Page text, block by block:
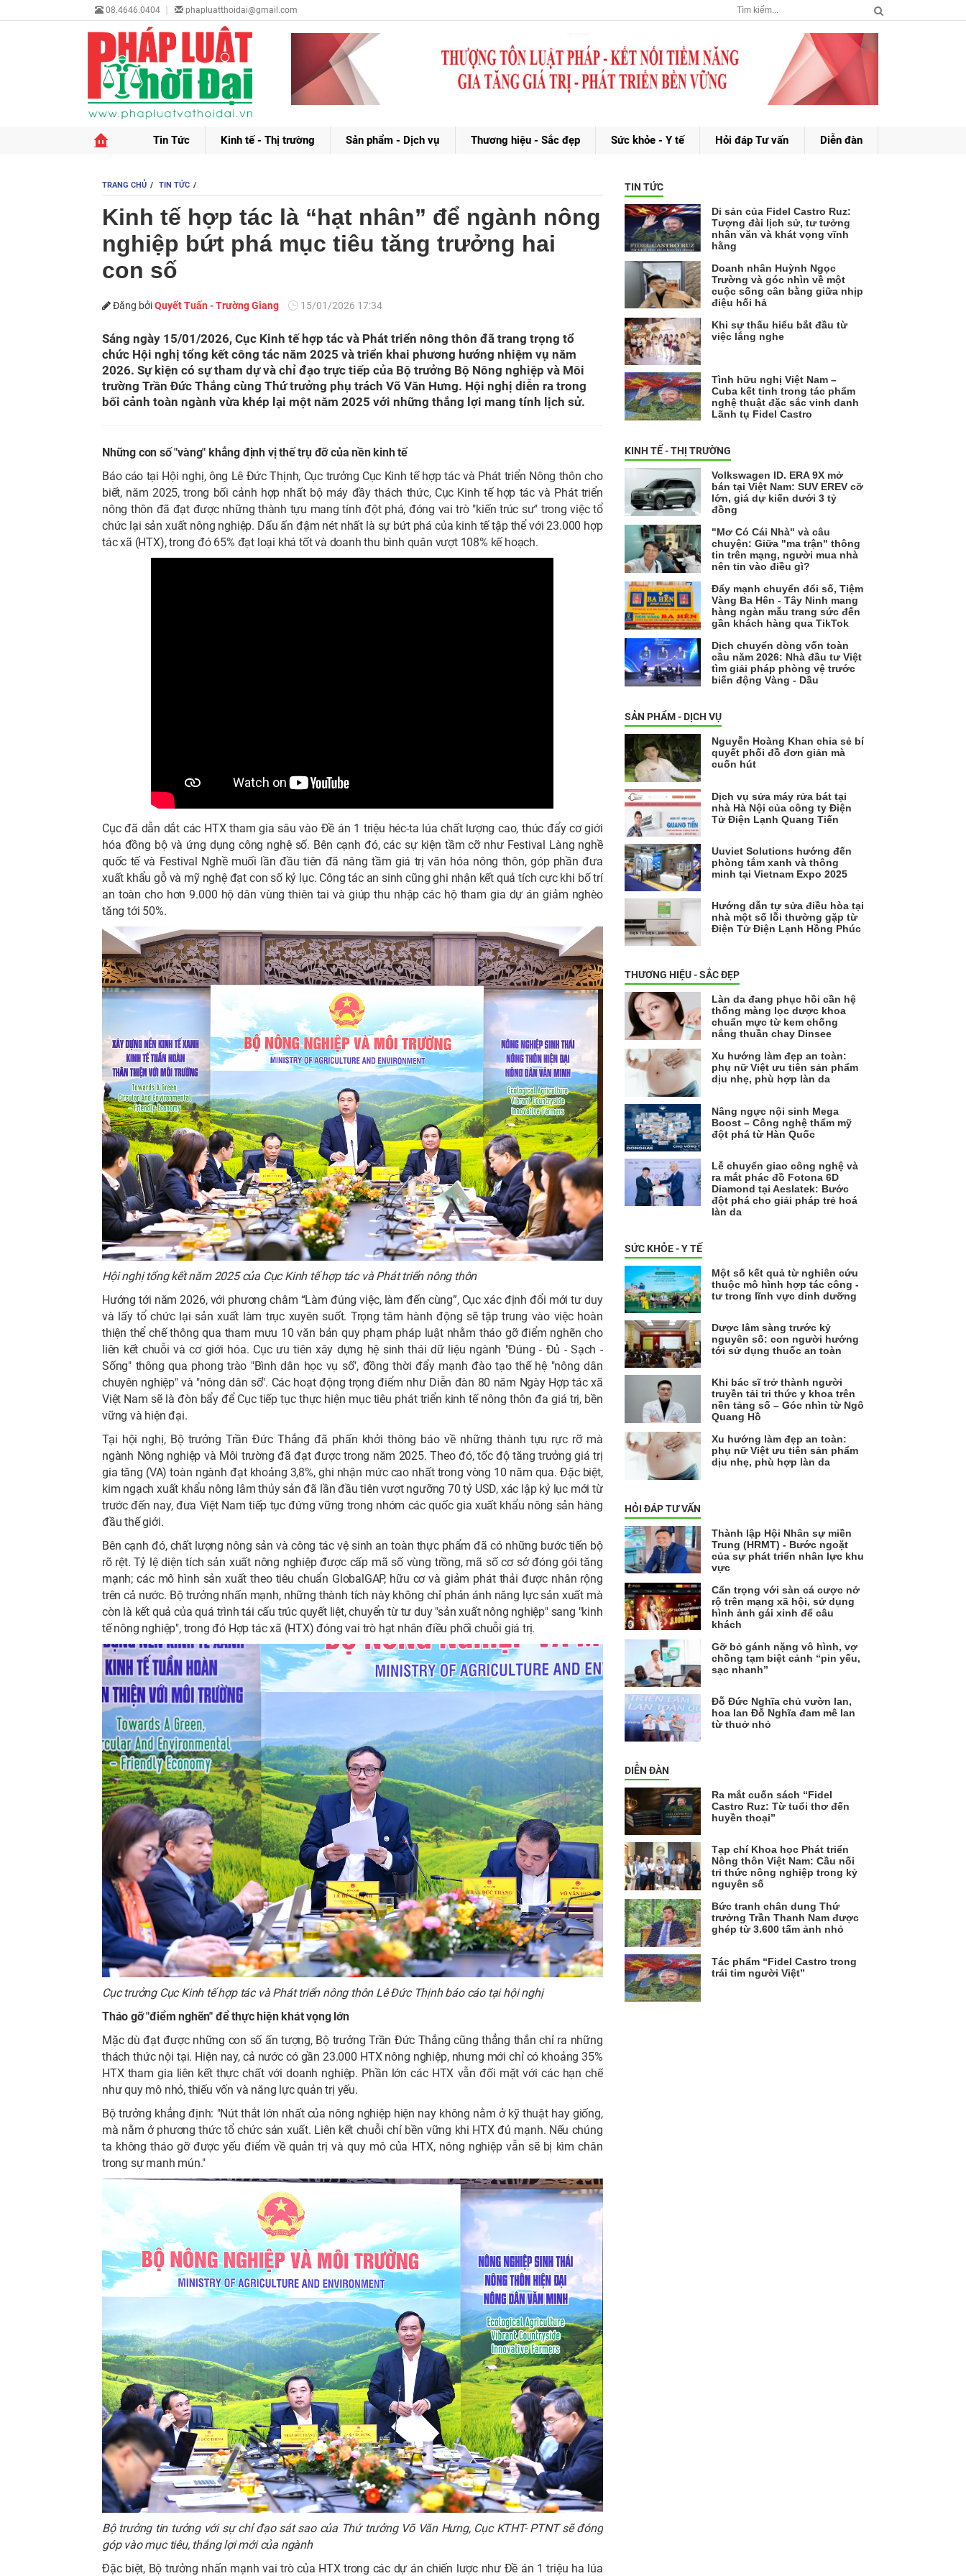
08.4646.0404 phapluatthoidai@gmail.com
Tin Tức Kinh tế - Thị trường Sản phẩm - Dịch vụ Thương hiệu - Sắc đẹp Sức khỏe - Y tế Hỏi đáp Tư vấn Diễn đàn
TRANG CHỦ TIN TỨC
Kinh tế hợp tác là “hạt nhân” để ngành nông
nghiệp bứt phá mục tiêu tăng trưởng hai
con số
Đăng bởiQuyết Tuấn - Trường Giang 15/01/2026 17:34
Sáng ngày 15/01/2026, Cục Kinh tế hợp tác và Phát triển nông thôn đã trang trọng tổ
chức Hội nghị tổng kết công tác năm 2025 và triển khai phương hướng nhiệm vụ năm
2026. Sự kiện có sự tham dự và chỉ đạo trực tiếp của Bộ trưởng Bộ Nông nghiệp và Môi
trường Trần Đức Thắng cùng Thứ trưởng phụ trách Võ Văn Hưng. Hội nghị diễn ra trong
bối cảnh toàn ngành vừa khép lại một năm 2025 với những thắng lợi mang tính lịch sử.
Những con số "vàng" khẳng định vị thế trụ đỡ của nền kinh tế
Báo cáo tại Hội nghị, ông Lê Đức Thịnh, Cục trưởng Cục Kinh tế hợp tác và Phát triển Nông thôn cho
biết, năm 2025, trong bối cảnh hợp nhất bộ máy đầy thách thức, Cục Kinh tế hợp tác và Phát triển
nông thôn đã đạt được những thành tựu mang tính đột phá, đóng vai trò "kiến trúc sư" trong việc tổ
chức lại sản xuất nông nghiệp. Dấu ấn đậm nét nhất là sự bứt phá của kinh tế tập thể với 23.000 hợp
tác xã (HTX), trong đó 65% đạt loại khá tốt và doanh thu bình quân vượt 108% kế hoạch.
Cục đã dẫn dắt các HTX tham gia sâu vào Đề án 1 triệu héc-ta lúa chất lượng cao, thúc đẩy cơ giới
hóa đồng bộ và ứng dụng công nghệ số. Bên cạnh đó, các sự kiện tầm cỡ như Festival Làng nghề
quốc tế và Festival Nghề muối lần đầu tiên đã nâng tầm giá trị văn hóa nông thôn, góp phần đưa
xuất khẩu gỗ và mỹ nghệ đạt con số kỷ lục. Công tác an sinh cũng ghi nhận kết quả tích cực khi bố trí
an toàn cho hơn 9.000 hộ dân vùng thiên tai và giúp thu nhập các hộ tham gia dự án giảm nghèo
tăng tới 50%.
Hội nghị tổng kết năm 2025 của Cục Kinh tế hợp tác và Phát triển nông thôn
Hướng tới năm 2026, với phương châm “Làm đúng việc, làm đến cùng”, Cục xác định đổi mới tư duy
và lấy tổ chức lại sản xuất làm trục xuyên suốt. Trọng tâm hành động sẽ tập trung vào việc hoàn
thiện thể chế thông qua tham mưu 10 văn bản quy phạm pháp luật nhằm tháo gỡ điểm nghẽn cho
liên kết chuỗi và cơ giới hóa. Cục ưu tiên xây dựng hệ sinh thái dữ liệu ngành "Đúng - Đủ - Sạch -
Sống" thông qua phong trào "Bình dân học vụ số", đồng thời đẩy mạnh đào tạo thế hệ "nông dân
chuyên nghiệp" và "nông dân số". Các hoạt động trọng điểm như Diễn đàn 80 năm Ngày Hợp tác xã
Việt Nam sẽ là đòn bẩy để Cục tiếp tục thực hiện mục tiêu phát triển kinh tế nông thôn đa giá trị, bền
vững và hiện đại.
Tại hội nghị, Bộ trưởng Trần Đức Thắng đã phấn khởi thông báo về những thành tựu rực rỡ mà
ngành Nông nghiệp và Môi trường đã đạt được trong năm 2025. Theo đó, tốc độ tăng trưởng giá trị
gia tăng (VA) toàn ngành đạt khoảng 3,8%, ghi nhận mức cao nhất trong vòng 10 năm qua. Đặc biệt,
kim ngạch xuất khẩu nông lâm thủy sản đã lần đầu tiên vượt ngưỡng 70 tỷ USD, xác lập kỷ lục mới từ
trước đến nay, đưa Việt Nam tiếp tục đứng vững trong nhóm các quốc gia xuất khẩu nông sản hàng
đầu thế giới.
Bên cạnh đó, chất lượng nông sản và công tác vệ sinh an toàn thực phẩm đã có những bước tiến bộ
rõ rệt. Tỷ lệ diện tích sản xuất nông nghiệp được cấp mã số vùng trồng, mã số cơ sở đóng gói tăng
mạnh; các mô hình sản xuất theo tiêu chuẩn GlobalGAP, hữu cơ và giảm phát thải được nhân rộng
trên cả nước. Bộ trưởng nhấn mạnh, những thành tích này không chỉ phản ánh năng lực sản xuất mà
còn là kết quả của quá trình tái cấu trúc quyết liệt, chuyển từ tư duy "sản xuất nông nghiệp" sang "kinh
tế nông nghiệp", trong đó Hợp tác xã (HTX) đóng vai trò hạt nhân điều phối chuỗi giá trị.
Cục trưởng Cục Kinh tế hợp tác và Phát triển nông thôn Lê Đức Thịnh báo cáo tại hội nghị
Tháo gỡ "điểm nghẽn" để thực hiện khát vọng lớn
Mặc dù đạt được những con số ấn tượng, Bộ trưởng Trần Đức Thắng cũng thẳng thắn chỉ ra những
thách thức nội tại. Hiện nay, cả nước có gần 23.000 HTX nông nghiệp, nhưng mới chỉ có khoảng 35%
HTX tham gia liên kết thực chất với doanh nghiệp. Phần lớn các HTX vẫn đối mặt với các hạn chế
như quy mô nhỏ, thiếu vốn và năng lực quản trị yếu.
Bộ trưởng khẳng định: "Nút thắt lớn nhất của nông nghiệp hiện nay không nằm ở kỹ thuật hay giống,
mà nằm ở phương thức tổ chức sản xuất. Liên kết chuỗi chỉ bền vững khi HTX đủ mạnh. Nếu chúng
ta không tháo gỡ được yếu điểm về quản trị và quy mô của HTX, nông nghiệp vẫn sẽ bị kìm chân
trong sự manh mún."
Bộ trưởng tin tưởng với sự chỉ đạo sát sao của Thứ trưởng Võ Văn Hưng, Cục KTHT- PTNT sẽ đóng
góp vào mục tiêu, thắng lợi mới của ngành
Đặc biệt, Bộ trưởng nhấn mạnh vai trò của HTX trong các dự án chiến lược như Đề án 1 triệu ha lúa
TIN TỨC
Di sản của Fidel Castro Ruz:
Tượng đài lịch sử, tư tưởng
nhân văn và khát vọng vĩnh
hằng
Doanh nhân Huỳnh Ngọc
Trường và góc nhìn về một
cuộc sống cân bằng giữa nhịp
điệu hối hả
Khi sự thấu hiểu bắt đầu từ
việc lắng nghe
Tình hữu nghị Việt Nam –
Cuba kết tinh trong tác phẩm
nghệ thuật đặc sắc vinh danh
Lãnh tụ Fidel Castro
KINH TẾ - THỊ TRƯỜNG
Volkswagen ID. ERA 9X mở
bán tại Việt Nam: SUV EREV cỡ
lớn, giá dự kiến dưới 3 tỷ
đồng
"Mơ Có Cái Nhà" và câu
chuyện: Giữa "ma trận" thông
tin trên mạng, người mua nhà
nên tin vào điều gì?
Đẩy mạnh chuyển đổi số, Tiệm
Vàng Ba Hên - Tây Ninh mang
hàng ngàn mẫu trang sức đến
gần khách hàng qua TikTok
Dịch chuyển dòng vốn toàn
cầu năm 2026: Nhà đầu tư Việt
tìm giải pháp phòng vệ trước
biến động Vàng - Dầu
SẢN PHẨM - DỊCH VỤ
Nguyễn Hoàng Khan chia sẻ bí
quyết phối đồ đơn giản mà
cuốn hút
Dịch vụ sửa máy rửa bát tại
nhà Hà Nội của công ty Điện
Tử Điện Lạnh Quang Tiến
Uuviet Solutions hướng đến
phòng tắm xanh và thông
minh tại Vietnam Expo 2025
Hướng dẫn tự sửa điều hòa tại
nhà một số lỗi thường gặp từ
Điện Tử Điện Lạnh Hồng Phúc
THƯƠNG HIỆU - SẮC ĐẸP
Làn da đang phục hồi cần hệ
thống màng lọc dược khoa
chuẩn mực từ kem chống
nắng thuần chay Dinsee
Xu hướng làm đẹp an toàn:
phụ nữ Việt ưu tiên sản phẩm
dịu nhẹ, phù hợp làn da
Nâng ngực nội sinh Mega
Boost – Công nghệ thẩm mỹ
đột phá từ Hàn Quốc
Lễ chuyển giao công nghệ và
ra mắt phác đồ Fotona 6D
Diamond tại Aeslatek: Bước
đột phá cho giải pháp trẻ hoá
làn da
SỨC KHỎE - Y TẾ
Một số kết quả từ nghiên cứu
thuộc mô hình hợp tác công -
tư trong lĩnh vực dinh dưỡng
Dược lâm sàng trước kỷ
nguyên số: con người hướng
tới sử dụng thuốc an toàn
Khi bác sĩ trở thành người
truyền tải tri thức y khoa trên
nền tảng số – Góc nhìn từ Ngô
Quang Hồ
Xu hướng làm đẹp an toàn:
phụ nữ Việt ưu tiên sản phẩm
dịu nhẹ, phù hợp làn da
HỎI ĐÁP TƯ VẤN
Thành lập Hội Nhân sự miền
Trung (HRMT) - Bước ngoặt
của sự phát triển nhân lực khu
vực
Cẩn trọng với sàn cá cược nở
rộ trên mạng xã hội, sử dụng
hình ảnh gái xinh để câu
khách
Gỡ bỏ gánh nặng vô hình, vợ
chồng tạm biệt cảnh “pin yếu,
sạc nhanh”
Đỗ Đức Nghĩa chủ vườn lan,
hoa lan Đỗ Nghĩa đam mê lan
từ thuở nhỏ
DIỄN ĐÀN
Ra mắt cuốn sách “Fidel
Castro Ruz: Từ tuổi thơ đến
huyền thoại”
Tạp chí Khoa học Phát triển
Nông thôn Việt Nam: Cầu nối
tri thức nông nghiệp trong kỷ
nguyên số
Bức tranh chân dung Thứ
trưởng Trần Thanh Nam được
ghép từ 3.600 tấm ảnh nhỏ
Tác phẩm “Fidel Castro trong
trái tim người Việt”